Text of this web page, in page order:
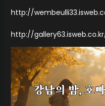
http://
http://